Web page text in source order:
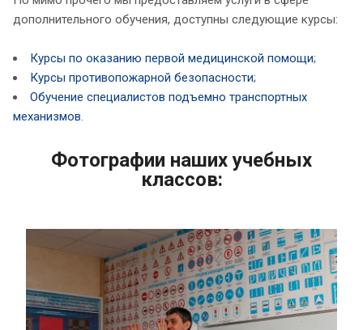
дополнительного обучения, доступны следующие курсы:
Курсы по оказанию первой медицинской помощи;
Курсы противопожарной безопасности;
Обучение специалистов подъемно транспортных
механизмов
Фотографии наших учебных
классов: